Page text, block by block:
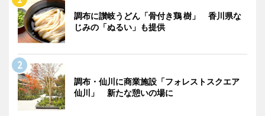
調布に讃岐うどん「骨付き鶏 樹」 香川県な
じみの「ぬるい」も提供
調布・仙川に商業施設「フォレストスクエア
仙川」 新たな憩いの場に